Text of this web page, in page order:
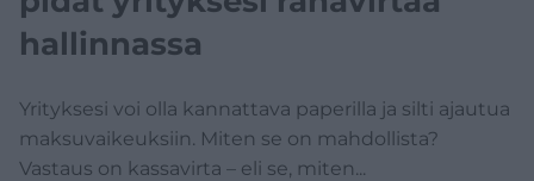
hallinnassa
Yrityksesi voi olla kannattava paperilla ja silti ajautua
maksuvaikeuksiin. Miten se on mahdollista?
Vastaus on kassavirta – eli se, miten...